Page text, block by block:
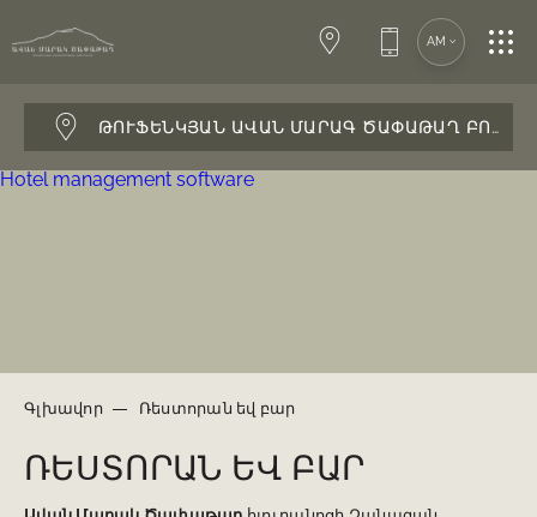
ԹՈՒՖԵՆԿՅԱՆ ԱՎԱՆ ՄԱՐԱԳ ԾԱՓԱԹԱՂ
AM
ՍՊԱ—ԿԵՆՏՐՈՆ
ԿՈՆՖԵՐԱՆՍՆԵՐ
ԾԱՌԱՅՈՒԹՅՈՒՆՆԵՐ
ԿԱՊ
Hotel management software
Գլխավոր Ռեստորան եվ բար
ՌԵՍՏՈՐԱՆ ԵՎ ԲԱՐ